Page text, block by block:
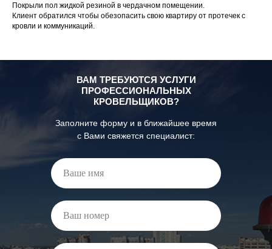
Покрыли пол жидкой резиной в чердачном помещении.
Клиент обратился чтобы обезопасить свою квартиру от протечек с
кровли и коммуникаций.
ВАМ ТРЕБУЮТСЯ УСЛУГИ
ПРОФЕССИОНАЛЬНЫХ
КРОВЕЛЬЩИКОВ?
Заполните форму и в ближайшее время
с Вами свяжется специалист: